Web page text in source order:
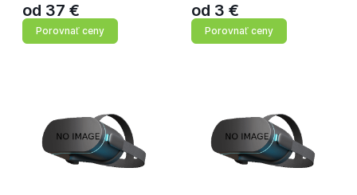
od 37 €
Porovnať ceny
od 3 €
Porovnať ceny